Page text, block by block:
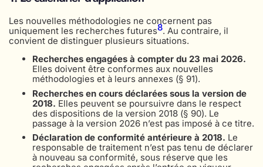
Les nouvelles méthodologies ne concernent pas
uniquement les recherches futures8. Au contraire, il
convient de distinguer plusieurs situations.
Recherches engagées à compter du 23 mai 2026.
Elles doivent être conformes aux nouvelles
méthodologies et à leurs annexes (§ 91).
Recherches en cours déclarées sous la version de
2018. Elles peuvent se poursuivre dans le respect
des dispositions de la version 2018 (§ 90). Le
passage à la version 2026 n’est pas imposé à ce titre.
Déclaration de conformité antérieure à 2018. Le
responsable de traitement n’est pas tenu de déclarer
à nouveau sa conformité, sous réserve que les